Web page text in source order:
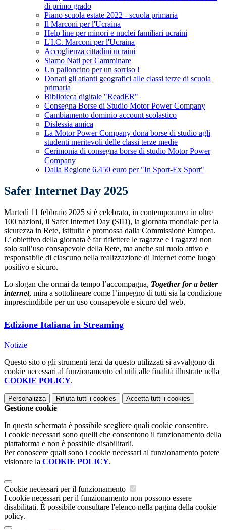
di primo grado
Piano scuola estate 2022 - scuola primaria
Il Marconi per l'Ucraina
Help line per minori e nuclei familiari ucraini
L'I.C. Marconi per l'Ucraina
Accoglienza cittadini ucraini
Siamo Nati per Camminare
Un palloncino per un sorriso !
Donati gli atlanti geografici alle classi terze di scuola
primaria
Biblioteca digitale "ReadER"
Consegna Borse di Studio Motor Power Company
Cambiamento dominio account scolastico
Dislessia amica
La Motor Power Company dona borse di studio agli
studenti meritevoli delle classi terze medie
Cerimonia di consegna borse di studio Motor Power
Company
Dalla Regione 6.450 euro per "In Sport-Ex Sport"
Safer Internet Day 2025
Martedì 11 febbraio 2025 si è celebrato, in contemporanea in oltre
100 nazioni, il Safer Internet Day (SID), la giornata mondiale per la
sicurezza in Rete, istituita e promossa dalla Commissione Europea.
L’ obiettivo della giornata è far riflettere le ragazze e i ragazzi non
solo sull’uso consapevole della Rete, ma anche sul ruolo attivo e
responsabile di ciascuno nella realizzazione di Internet come luogo
positivo e sicuro.
Lo slogan che ormai da tempo l’accompagna, Together for a better
internet, mira a sottolineare come l’impegno di tutti sia la condizione
imprescindibile per un uso consapevole e sicuro del web.
Edizione Italiana in Streaming
Notizie
Questo sito o gli strumenti terzi da questo utilizzati si avvalgono di
cookie necessari al funzionamento ed utili alle finalità illustrate nella
COOKIE POLICY.
Personalizza Rifiuta tutti i cookies Accetta tutti i cookies
Gestione cookie
In questa schermata è possibile scegliere quali cookie consentire.
I cookie necessari sono quelli che consentono il funzionamento della
piattaforma e non è possibile disabilitarli.
Per conoscere quali sono i cookie necessari al funzionamento potete
visionare la COOKIE POLICY.
Cookie necessari per il funzionamento
I cookie necessari per il funzionamento non possono essere
disabilitati. È possibile consultare l'elenco nella pagina della cookie
policy.